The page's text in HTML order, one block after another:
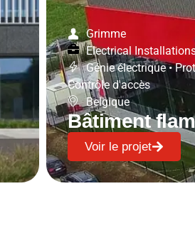
Grimme
Electrical
Génie électrique •
Contrôle d'accès
Belgique
Bâtiment
Voir le projet